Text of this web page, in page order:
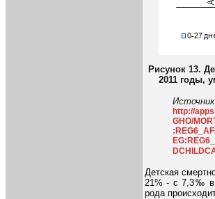
Рисунок 13.
2011 годы,
Источник
http://
GHO/
Детская
21% - с 7,3‰ в
рода